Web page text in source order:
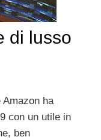
di lusso
Amazon ha
con un utile in
ben